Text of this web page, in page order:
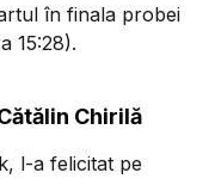
în finala probei
15:28).
Chirilă
l-a felicitat pe